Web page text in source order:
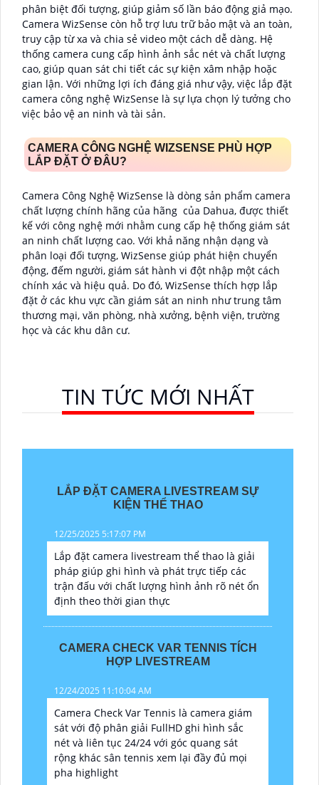
phân biệt đối tượng, giúp giảm số lần báo động giả mạo.
Camera WizSense còn hỗ trợ lưu trữ bảo mật và an toàn,
truy cập từ xa và chia sẻ video một cách dễ dàng. Hệ
thống camera cung cấp hình ảnh sắc nét và chất lượng
cao, giúp quan sát chi tiết các sự kiện xâm nhập hoặc
gian lận. Với những lợi ích đáng giá như vậy, việc lắp đặt
camera công nghệ WizSense là sự lựa chọn lý tưởng cho
việc bảo vệ an ninh và tài sản.
CAMERA CÔNG NGHỆ WIZSENSE PHÙ HỢP
LẮP ĐẶT Ở ĐÂU?
Camera Công Nghệ WizSense là dòng sản phẩm camera
chất lượng chính hãng của hãng của Dahua, được thiết
kế với công nghệ mới nhằm cung cấp hệ thống giám sát
an ninh chất lượng cao. Với khả năng nhận dạng và
phân loại đối tượng, WizSense giúp phát hiện chuyển
động, đếm người, giám sát hành vi đột nhập một cách
chính xác và hiệu quả. Do đó, WizSense thích hợp lắp
đặt ở các khu vực cần giám sát an ninh như trung tâm
thương mại, văn phòng, nhà xưởng, bệnh viện, trường
học và các khu dân cư.
TIN TỨC MỚI NHẤT
LẮP ĐẶT CAMERA LIVESTREAM SỰ
KIỆN THỂ THAO
12/25/2025 5:17:07 PM
Lắp đặt camera livestream thể thao là giải
pháp giúp ghi hình và phát trực tiếp các
trận đấu với chất lượng hình ảnh rõ nét ổn
định theo thời gian thực
CAMERA CHECK VAR TENNIS TÍCH
HỢP LIVESTREAM
12/24/2025 11:10:04 AM
Camera Check Var Tennis là camera giám
sát với độ phân giải FullHD ghi hình sắc
nét và liên tục 24/24 với góc quang sát
rộng khác sân tennis xem lại đầy đủ mọi
pha highlight